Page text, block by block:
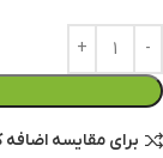
برای مقایسه اضافه